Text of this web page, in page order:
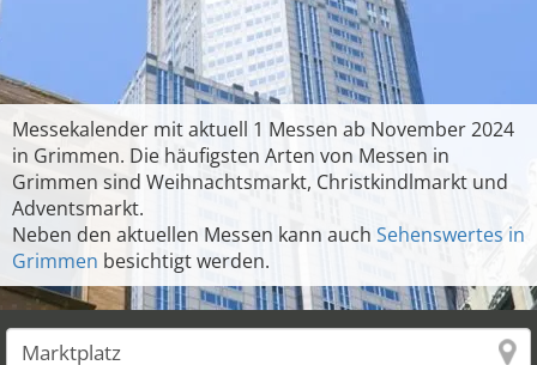
Messekalender mit aktuell 1 Messen ab November 2024
in Grimmen. Die häufigsten Arten von Messen in
Grimmen sind Weihnachtsmarkt, Christkindlmarkt und
Adventsmarkt.
Neben den aktuellen Messen kann auch Sehenswertes in
Grimmen besichtigt werden.